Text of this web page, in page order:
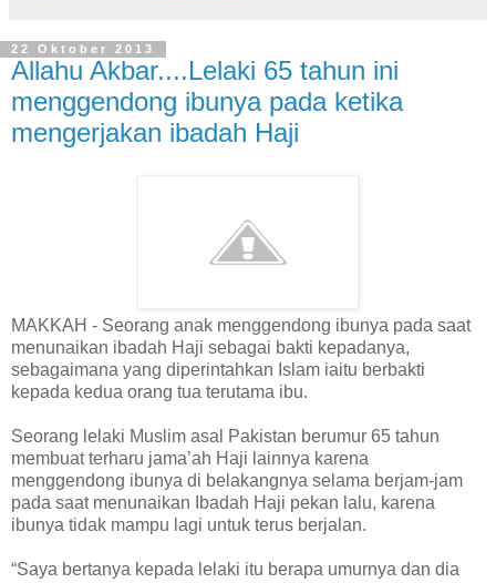
22 Oktober 2013
Allahu Akbar....Lelaki 65 tahun ini
menggendong ibunya pada ketika
mengerjakan ibadah Haji
MAKKAH - Seorang anak menggendong ibunya pada saat
menunaikan ibadah Haji sebagai bakti kepadanya,
sebagaimana yang diperintahkan Islam iaitu berbakti
kepada kedua orang tua terutama ibu.
Seorang lelaki Muslim asal Pakistan berumur 65 tahun
membuat terharu jama’ah Haji lainnya karena
menggendong ibunya di belakangnya selama berjam-jam
pada saat menunaikan Ibadah Haji pekan lalu, karena
ibunya tidak mampu lagi untuk terus berjalan.
“Saya bertanya kepada lelaki itu berapa umurnya dan dia